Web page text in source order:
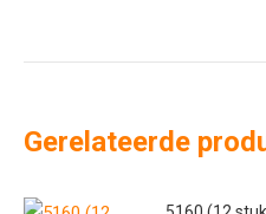
Gerelateerde